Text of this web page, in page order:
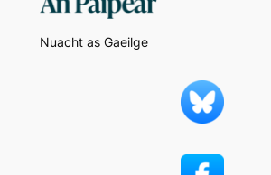
Nuacht as Gaeilge